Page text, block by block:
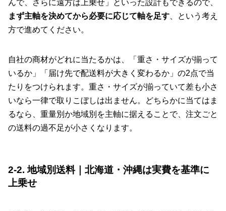
んで、さらに遠方は上乗せ」といった設計もできるので、
まず主軸を決めてから必要に応じて軸を足す 、という考え
方で進めてください。
自社の商材がどれに当たるかは、「重さ・サイズが揃って
いるか」「届け先で配送料が大きく変わるか」の2点で当
たりをつけられます。重さ・サイズが揃っていて差も小さ
いなら一律で取りこぼしは出ません。どちらかに当てはま
るなら、重量別か地域別を主軸に据えることで、注文ごと
の送料の過不足が小さくなります。
2-2. 地域別送料｜北海道・沖縄は実費を基準に
上乗せ